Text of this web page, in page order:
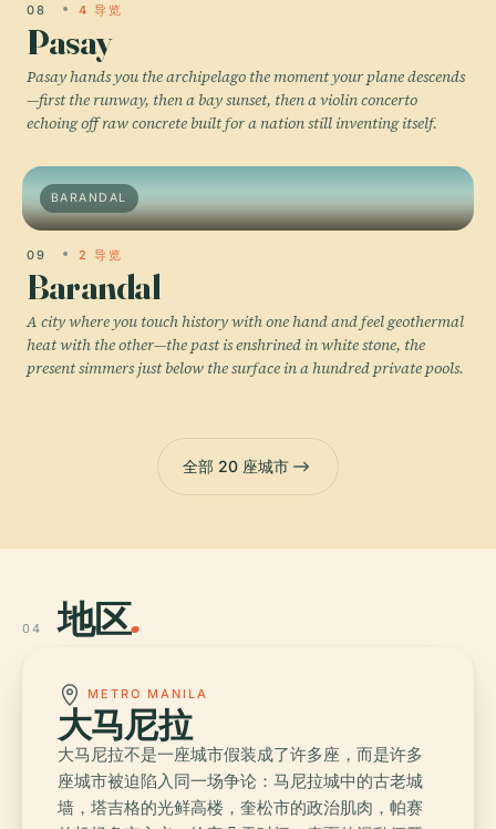
08 4 导览
Pasay
Pasay hands you the archipelago the moment your plane descends
—first the runway, then a bay sunset, then a violin concerto
echoing off raw concrete built for a nation still inventing itself.
BARANDAL
09 2 导览
Barandal
A city where you touch history with one hand and feel geothermal
heat with the other—the past is enshrined in white stone, the
present simmers just below the surface in a hundred private pools.
全部 20 座城市
04 地区.
METRO MANILA
大马尼拉
大马尼拉不是一座城市假装成了许多座，而是许多
座城市被迫陷入同一场争论：马尼拉城中的古老城
墙，塔吉格的光鲜高楼，奎松市的政治肌肉，帕赛